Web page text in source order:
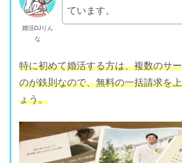
婚活DJりん
な
ています。
特に初めて婚活する方は、複数のサ
のが鉄則なので、無料の一括請求を
ょう。